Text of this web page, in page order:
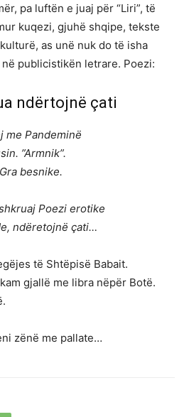
pa luftën e juaj për “Liri”, të
kuqezi, gjuhë shqipe, tekste
as unë nuk do të isha
publicistikën letrare. Poezi:
ndërtojnë çati
me Pandeminë
”Armnik”.
besnike.
Poezi erotike
ndëretojnë çati…
të Shtëpisë Babait.
gjallë me libra nëpër Botë.
zënë me pallate…